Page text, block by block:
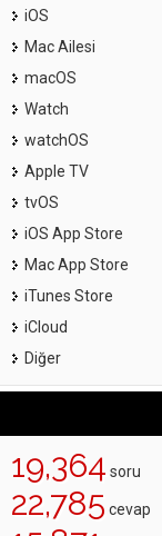
iOS
Mac Ailesi
macOS
Watch
watchOS
Apple TV
tvOS
iOS App Store
Mac App Store
iTunes Store
iCloud
Diğer
19,364 soru
22,785 cevap